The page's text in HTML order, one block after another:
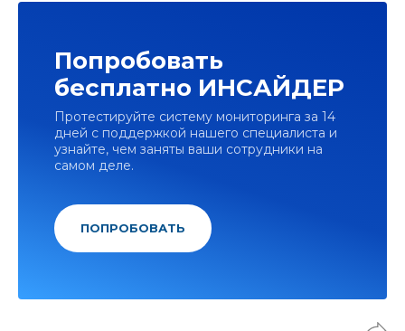
Попробовать
бесплатно ИНСАЙДЕР
Протестируйте систему мониторинга за 14
дней с поддержкой нашего специалиста и
узнайте, чем заняты ваши сотрудники на
самом деле.
ПОПРОБОВАТЬ